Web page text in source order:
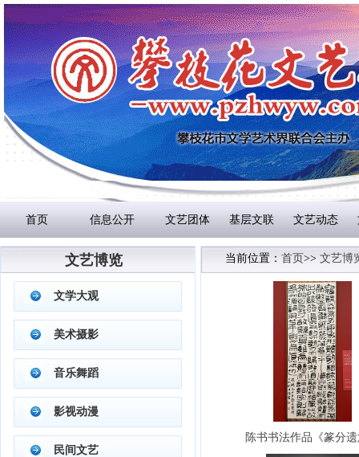
首页 信息公开 文艺团体 基层文联 文艺动态
文艺博览
文学大观
美术摄影
音乐舞蹈
影视动漫
民间文艺
当前位置： 首页>> 文艺博
陈书书法作品《篆分